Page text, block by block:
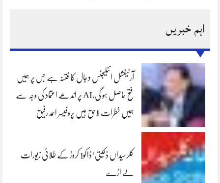
اہم خبریں
آرٹیفشل انٹلیجنس دجال کا فتنہ ہے جس پر ہمیں
فتح حاصل ہو گی،AI پر اندھے اعتماد کی وجہ سے
ہمیں خطرات لاحق ہیں پروفیسر احمد رفیق
کلرسیداں ڈکیتی‘ڈاکو1 کروڑ کے طلائی زیورات
لے اڑے